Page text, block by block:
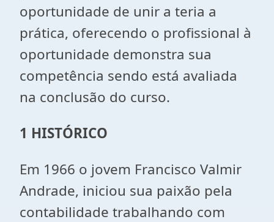
oportunidade de unir a teria a
prática, oferecendo o profissional à
oportunidade demonstra sua
competência sendo está avaliada
na conclusão do curso.
1 HISTÓRICO
Em 1966 o jovem Francisco Valmir
Andrade, iniciou sua paixão pela
contabilidade trabalhando com